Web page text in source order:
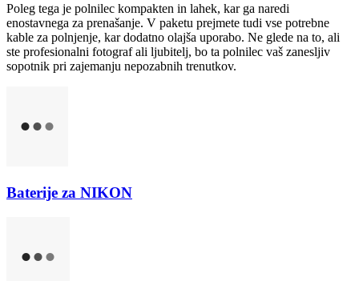
Poleg tega je polnilec kompakten in lahek, kar ga naredi
enostavnega za prenašanje. V paketu prejmete tudi vse potrebne
kable za polnjenje, kar dodatno olajša uporabo. Ne glede na to, ali
ste profesionalni fotograf ali ljubitelj, bo ta polnilec vaš zanesljiv
sopotnik pri zajemanju nepozabnih trenutkov.
Baterije za NIKON